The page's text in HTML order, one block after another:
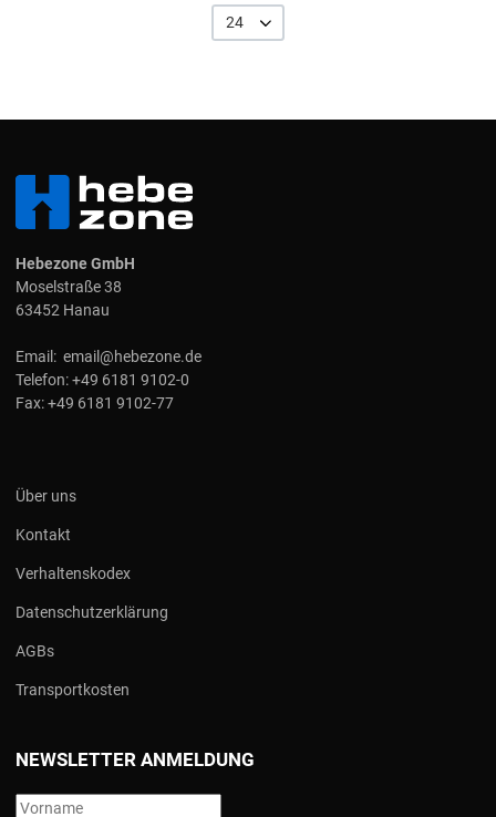
24
Hebezone GmbH
Moselstraße 38
63452 Hanau
Email: email@hebezone.de
Telefon:+49 6181 9102-0
Fax:+49 6181 9102-77
Über uns
Kontakt
Verhaltenskodex
Datenschutzerklärung
AGBs
Transportkosten
NEWSLETTER ANMELDUNG